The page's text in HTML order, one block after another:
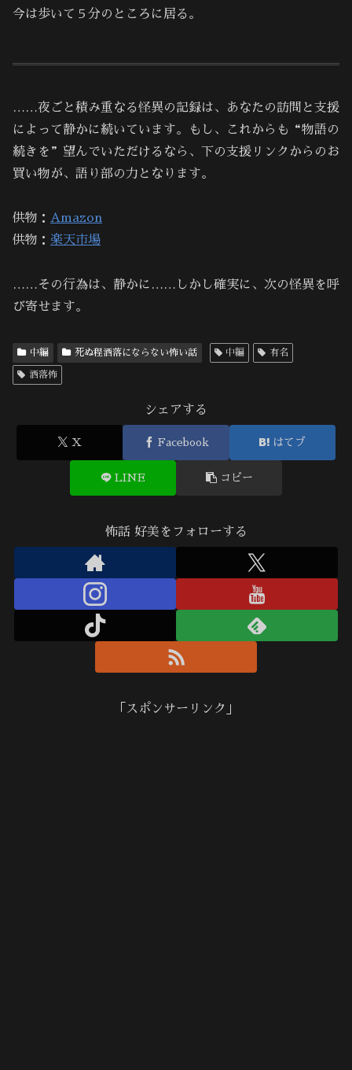
今は歩いて５分のところに居る。
……夜ごと積み重なる怪異の記録は、あなたの訪問と支援
によって静かに続いています。もし、これからも“物語の
続きを”望んでいただけるなら、下の支援リンクからのお
買い物が、語り部の力となります。
供物： Amazon
供物： 楽天市場
……その行為は、静かに……しかし確実に、次の怪異を呼
び寄せます。
中編 死ぬ程洒落にならない怖い話 中編 有名
洒落怖
シェアする
X Facebook はてブ
LINE コピー
怖話 好美をフォローする
「スポンサーリンク」